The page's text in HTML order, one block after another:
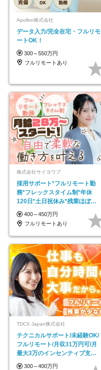
Apollon株式会社
データ入力/完全在宅・フルリモ
ートOK！
300～550万円
フルリモートあり
株式会社サイヨウブ
採用サポート*フルリモート勤
務*フレックスタイム制*年休
120日*土日祝休み*残業ほぼな
し*育児中社員8割以上
400～450万円
フルリモートあり
TDCX Japan株式会社
テクニカルサポート/未経験OK/
フルリモート/月収31万円可/月
最大3万のインセンティブ支給/
平均年齢33歳
300～400万円